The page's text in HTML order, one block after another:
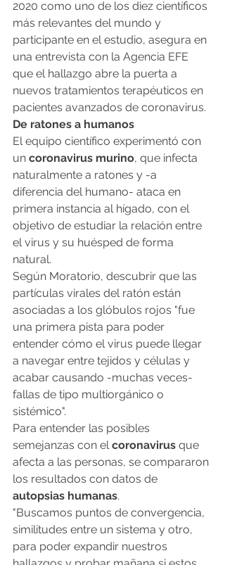
2020 como uno de los diez científicos
más relevantes del mundo y
participante en el estudio, asegura en
una entrevista con la Agencia EFE
que el hallazgo abre la puerta a
nuevos tratamientos terapéuticos en
pacientes avanzados de coronavirus.
De ratones a humanos
El equipo científico experimentó con
un coronavirus murino, que infecta
naturalmente a ratones y -a
diferencia del humano- ataca en
primera instancia al hígado, con el
objetivo de estudiar la relación entre
el virus y su huésped de forma
natural.
Según Moratorio, descubrir que las
partículas virales del ratón están
asociadas a los glóbulos rojos "fue
una primera pista para poder
entender cómo el virus puede llegar
a navegar entre tejidos y células y
acabar causando -muchas veces-
fallas de tipo multiorgánico o
sistémico".
Para entender las posibles
semejanzas con el coronavirus que
afecta a las personas, se compararon
los resultados con datos de
autopsias humanas.
"Buscamos puntos de convergencia,
similitudes entre un sistema y otro,
para poder expandir nuestros